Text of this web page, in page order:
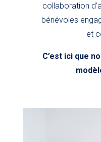
collaboration
bénévoles
et
C’est ici que